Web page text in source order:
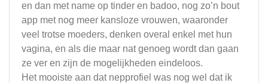
en dan met name op tinder en badoo, nog zo’n bout
app met nog meer kansloze vrouwen, waaronder
veel trotse moeders, denken overal enkel met hun
vagina, en als die maar nat genoeg wordt dan gaan
ze ver en zijn de mogelijkheden eindeloos.
Het mooiste aan dat nepprofiel was nog wel dat ik